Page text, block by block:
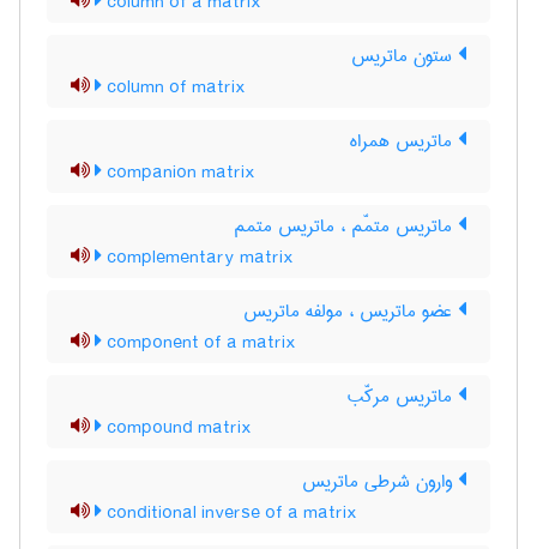
ستون ماتریس
column of matrix
ماتریس همراه
companion matrix
ماتریس متمّم ، ماتریس متمم
complementary matrix
عضو ماتریس ، مولفه ماتریس
component of a matrix
ماتریس مرکّب
compound matrix
وارون شرطی ماتریس
conditional inverse of a matrix